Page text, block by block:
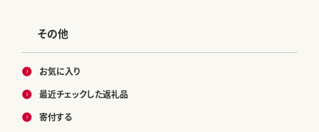
その他
お気に入り
最近チェックした返礼品
寄付する